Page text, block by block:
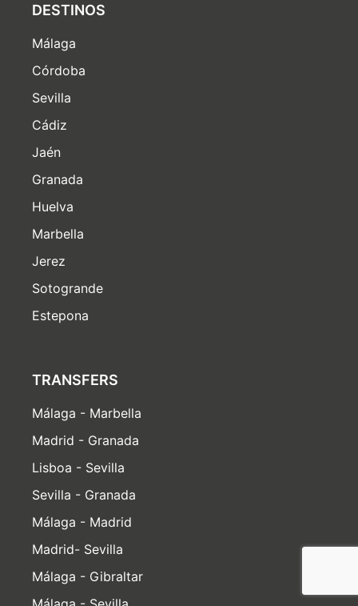
DESTINOS
Málaga
Córdoba
Sevilla
Cádiz
Jaén
Granada
Huelva
Marbella
Jerez
Sotogrande
Estepona
TRANSFERS
Málaga - Marbella
Madrid - Granada
Lisboa - Sevilla
Sevilla - Granada
Málaga - Madrid
Madrid- Sevilla
Málaga - Gibraltar